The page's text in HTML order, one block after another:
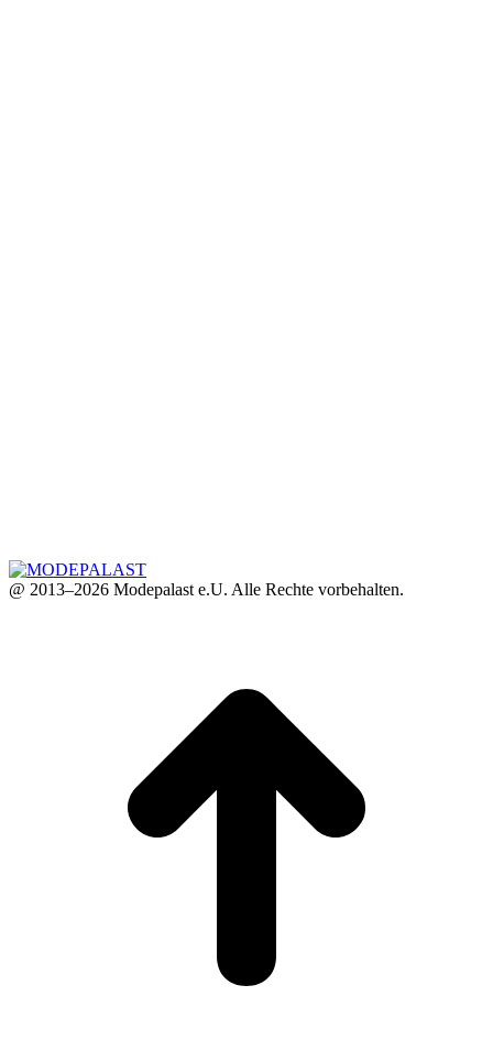
@ 2013–2026 Modepalast e.U. Alle Rechte vorbehalten.